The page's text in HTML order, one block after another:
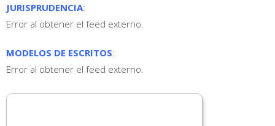
JURISPRUDENCIA:
Error al obtener el feed externo.
MODELOS DE ESCRITOS:
Error al obtener el feed externo.